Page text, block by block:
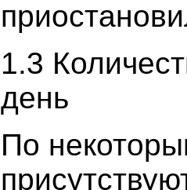
1.3
день
По